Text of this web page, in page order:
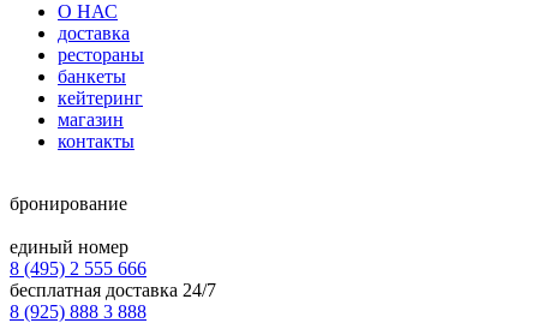
О НАС
доставка
рестораны
банкеты
кейтеринг
магазин
контакты
бронирование
единый номер
8 (495) 2 555 666
бесплатная доставка 24/7
8 (925) 888 3 888